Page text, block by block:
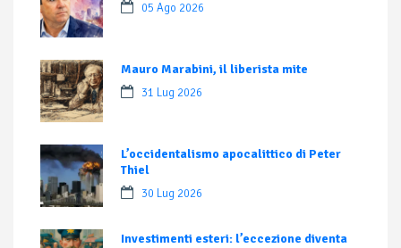
05 Ago 2026
Mauro Marabini, il liberista mite
31 Lug 2026
L’occidentalismo apocalittico di Peter
Thiel
30 Lug 2026
Investimenti esteri: l’eccezione diventa